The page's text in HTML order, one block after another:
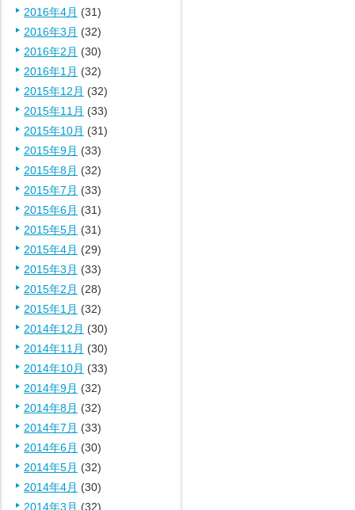
2016年4月 (31)
2016年3月 (32)
2016年2月 (30)
2016年1月 (32)
2015年12月 (32)
2015年11月 (33)
2015年10月 (31)
2015年9月 (33)
2015年8月 (32)
2015年7月 (33)
2015年6月 (31)
2015年5月 (31)
2015年4月 (29)
2015年3月 (33)
2015年2月 (28)
2015年1月 (32)
2014年12月 (30)
2014年11月 (30)
2014年10月 (33)
2014年9月 (32)
2014年8月 (32)
2014年7月 (33)
2014年6月 (30)
2014年5月 (32)
2014年4月 (30)
2014年3月 (32)